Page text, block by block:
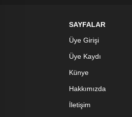
SAYFALAR
Üye Girişi
Üye Kaydı
Künye
Hakkımızda
İletişim